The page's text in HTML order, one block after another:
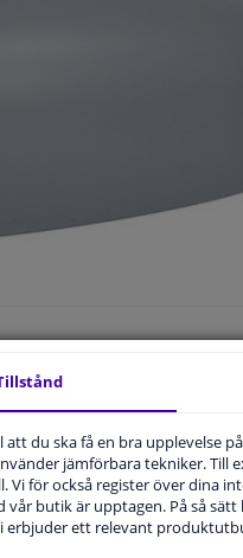
bil
att du ska få en bra upplevelse
jämförbara tekniker.
Vi för också register över dina
vår butik är upptagen. På så
erbjuder ett relevant